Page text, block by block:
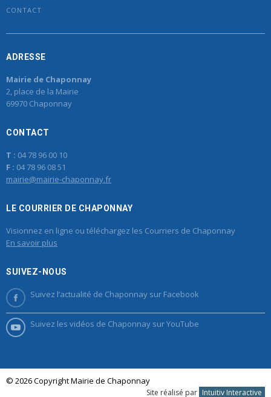
CONTACT
ADRESSE
Mairie de Chaponnay
2, place de la Mairie
69970 Chaponnay
CONTACT
T : 04 78 96 00 10
F : 04 78 96 08 51
mairie@mairie-chaponnay.fr
LE COURRIER DE CHAPONNAY
Visionnez en ligne ou téléchargez les Courriers de Chaponnay
En savoir plus
SUIVEZ-NOUS
Suivez l’actualité de Chaponnay sur Facebook
Suivez les vidéos de Chaponnay sur YouTube
© 2026 Copyright Mairie de Chaponnay
Site réalisé par Intuitiv Interactive